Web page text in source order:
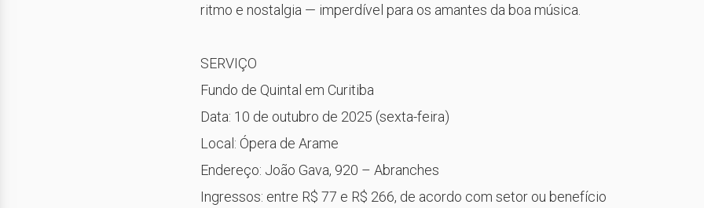
ritmo e nostalgia — imperdível para os amantes da boa música.
SERVIÇO
Fundo de Quintal em Curitiba
Data: 10 de outubro de 2025 (sexta-feira)
Local: Ópera de Arame
Endereço: João Gava, 920 – Abranches
Ingressos: entre R$ 77 e R$ 266, de acordo com setor ou benefício